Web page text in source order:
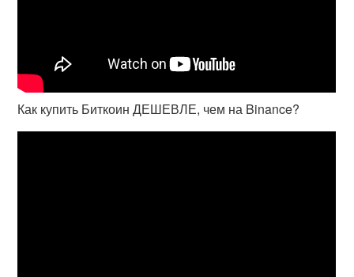
Как купить Биткоин ДЕШЕВЛЕ, чем на Binance?